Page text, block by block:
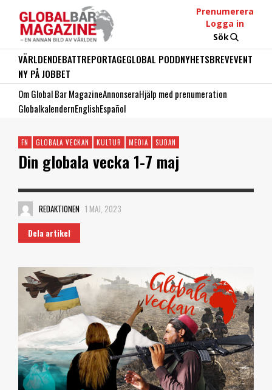
Prenumerera
Logga in
Sök
VÄRLDENDEBATTREPORTAGEGLOBAL PODDNYHETSBREVEVENT
NY PÅ JOBBET
Om Global Bar MagazineAnnonseraHjälp med prenumeration
GlobalkalendernEnglishEspañol
FN GLOBALA VECKAN KULTUR MEDIA SUDAN
Din globala vecka 1-7 maj
REDAKTIONEN 1 MAJ, 2023
Dela artikel